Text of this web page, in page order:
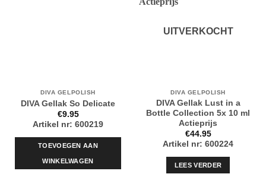
DIVA GELPOLISH
DIVA Gellak So Delicate
€9.95
Artikel nr: 600219
TOEVOEGEN AAN
WINKELWAGEN
UITVERKOCHT
DIVA GELPOLISH
DIVA Gellak Lust in a
Bottle Collection 5x 10 ml
Actieprijs
€44.95
Artikel nr: 600224
LEES VERDER